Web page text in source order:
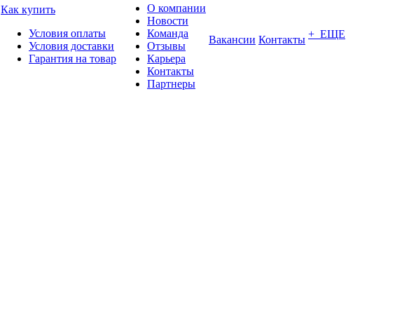
Как купить
Условия оплаты
Условия доставки
Гарантия на товар
О компании
Новости
Команда
Отзывы
Карьера
Контакты
Партнеры
Вакансии Контакты + ЕЩЕ